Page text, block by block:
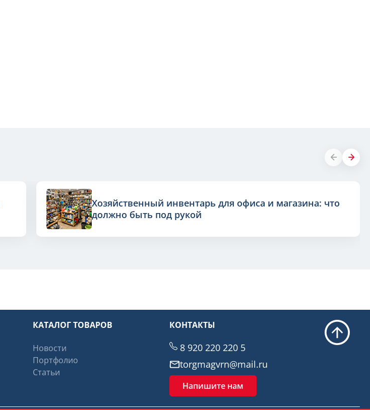
Хозяйственный инвентарь для офиса и магазина: что
должно быть под рукой
КАТАЛОГ ТОВАРОВ
Новости
Портфолио
Статьи
КОНТАКТЫ
8 920 220 220 5
torgmagvrn@mail.ru
Напишите нам